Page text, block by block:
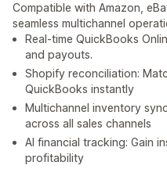
Compatible with Amazon,
seamless multichannel
Real-time QuickBooks
and payouts.
Shopify reconciliation:
QuickBooks instantly
Multichannel inventory
across all sales channels
AI financial tracking: Gain
profitability